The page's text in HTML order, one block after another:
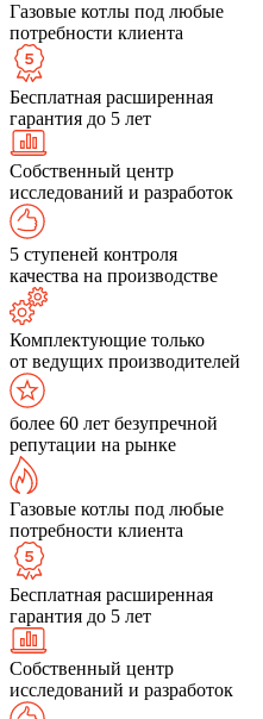
Газовые котлы под любые
потребности клиента
Бесплатная расширенная
гарантия до 5 лет
Собственный центр
исследований и разработок
5 ступеней контроля
качества на производстве
Комплектующие только
от ведущих производителей
более 60 лет безупречной
репутации на рынке
Газовые котлы под любые
потребности клиента
Бесплатная расширенная
гарантия до 5 лет
Собственный центр
исследований и разработок